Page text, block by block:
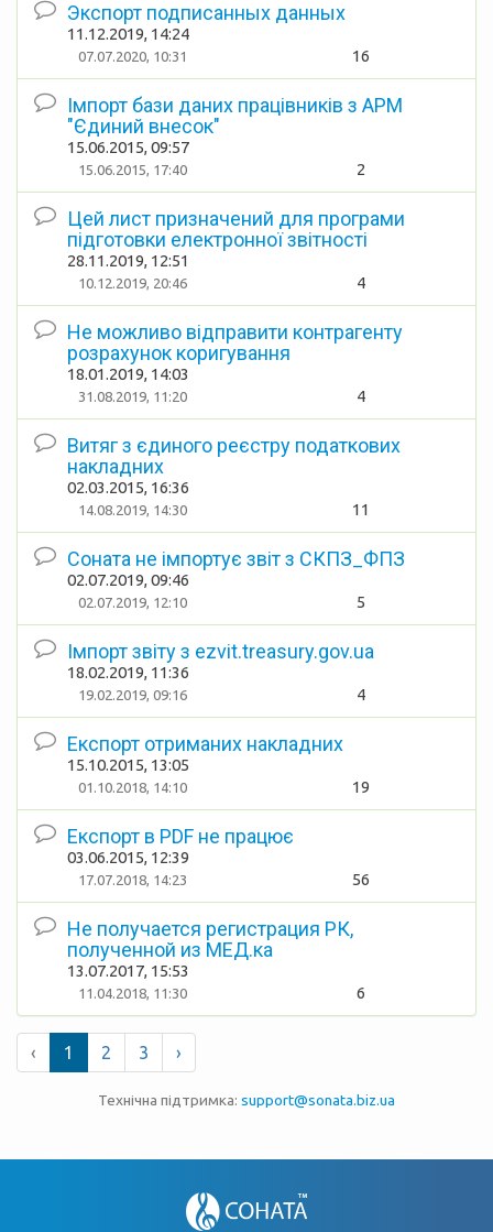
Экспорт подписанных данных
11.12.2019, 14:24
07.07.2020, 10:31 16
Імпорт бази даних працівників з АРМ
"Єдиний внесок"
15.06.2015, 09:57
15.06.2015, 17:40 2
Цей лист призначений для програми
пiдготовки електронної звiтностi
28.11.2019, 12:51
10.12.2019, 20:46 4
Не можливо відправити контрагенту
розрахунок коригування
18.01.2019, 14:03
31.08.2019, 11:20 4
Витяг з єдиного реєстру податкових
накладних
02.03.2015, 16:36
14.08.2019, 14:30 11
Соната не імпортує звіт з СКПЗ_ФПЗ
02.07.2019, 09:46
02.07.2019, 12:10 5
Імпорт звіту з ezvit.treasury.gov.ua
18.02.2019, 11:36
19.02.2019, 09:16 4
Експорт отриманих накладних
15.10.2015, 13:05
01.10.2018, 14:10 19
Експорт в PDF не працює
03.06.2015, 12:39
17.07.2018, 14:23 56
Не получается регистрация РК,
полученной из МЕД.ка
13.07.2017, 15:53
11.04.2018, 11:30 6
‹ 1 2 3 ›
Технічна підтримка: support@sonata.biz.ua